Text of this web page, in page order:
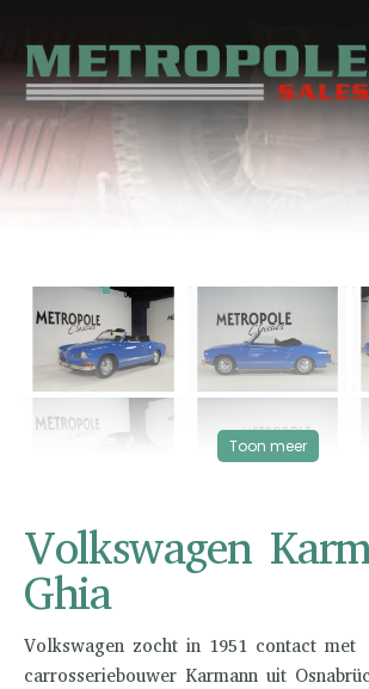
VERKOCHT
‹
Toon meer
Volkswagen
Ghia
Volkswagen zocht in 1951 contact met
carrosseriebouwer Karmann uit